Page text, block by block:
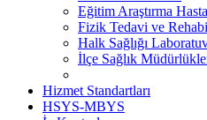
Eğitim Araştırma
Fizik Tedavi ve
Halk Sağlığı
İlçe Sağlık
Hizmet Standartları
HSYS-MBYS